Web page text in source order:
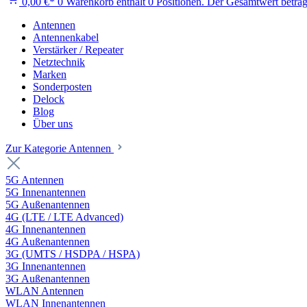
Antennen
Antennenkabel
Verstärker / Repeater
Netztechnik
Marken
Sonderposten
Delock
Blog
Über uns
Zur Kategorie Antennen
5G Antennen
5G Innenantennen
5G Außenantennen
4G (LTE / LTE Advanced)
4G Innenantennen
4G Außenantennen
3G (UMTS / HSDPA / HSPA)
3G Innenantennen
3G Außenantennen
WLAN Antennen
WLAN Innenantennen